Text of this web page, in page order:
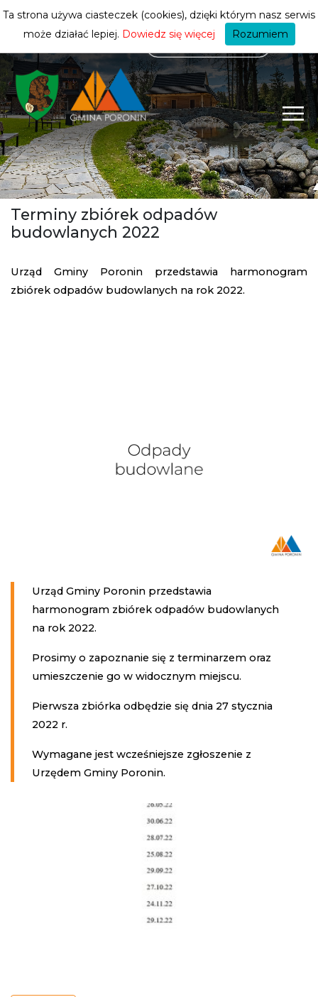
mieszkańca
Terminy zbiórek odpadów
budowlanych 2022
Urząd Gminy Poronin przedstawia harmonogram
zbiórek odpadów budowlanych na rok 2022.
Urząd Gminy Poronin przedstawia
harmonogram zbiórek odpadów budowlanych
na rok 2022.
Prosimy o zapoznanie się z terminarzem oraz
umieszczenie go w widocznym miejscu.
Pierwsza zbiórka odbędzie się dnia 27 stycznia
2022 r.
Wymagane jest wcześniejsze zgłoszenie z
Urzędem Gminy Poronin.
Ta strona używa ciasteczek (cookies), dzięki którym nasz serwis
może działać lepiej. Dowiedz się więcej Rozumiem